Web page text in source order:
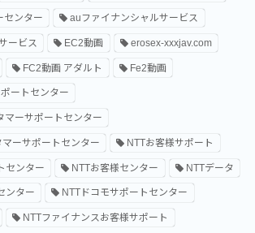
センター auファイナンシャルサービス
ービス EC2動画 erosex-xxxjav.com
FC2動画 アダルト Fe2動画
ートセンター
マーサポートセンター
ーサポートセンター NTTお客様サポート
センター NTTお客様センター NTTデータ
ンター NTTドコモサポートセンター
NTTファイナンスお客様サポート